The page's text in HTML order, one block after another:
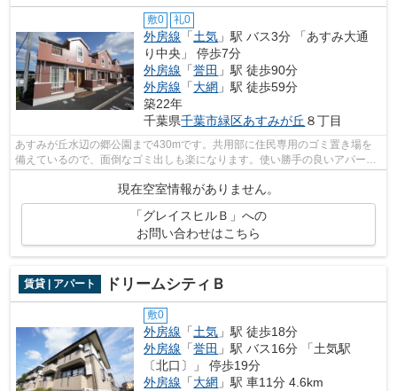
敷0 礼0
外房線 「土気 」駅 バス3分 「あすみ大通
り中央」 停歩7分
外房線 「誉田 」駅 徒歩90分
外房線 「大網 」駅 徒歩59分
築22年
千葉県千葉市緑区あすみが丘 ８丁目
あすみが丘水辺の郷公園まで430mです。共用部に住民専用のゴミ置き場を
備えているので、面倒なゴミ出しも楽になります。使い勝手の良いアパート
でイチオシの物件です。今や必需品とも...
現在空室情報がありません。
「グレイスヒルＢ」への
お問い合わせはこちら
賃貸 | アパート ドリームシティＢ
敷0
外房線 「土気 」駅 徒歩18分
外房線 「誉田 」駅 バス16分 「土気駅
〔北口〕」 停歩19分
外房線 「大網 」駅 車11分 4.6km